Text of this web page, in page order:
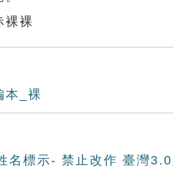
裸裸
本_裸
名標示- 禁止改作 臺灣3.0